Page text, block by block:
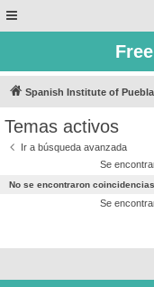
Spanish Institute of Puebla
Temas activos
Ir a búsqueda avanzada
Se
No se encontraron coincidencias.
Se